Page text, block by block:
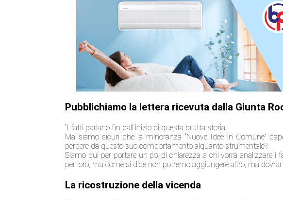
Pubblichiamo la lettera ricevuta dalla Giunta
“I fatti parlano fin dall’inizio di questa brutta storia.
Ma siamo sicuri che la minoranza “Nuove Idee in Comune”
perdere da questo suo comportamento alquanto strumentale?
Siamo qui per portare un po’ di chiarezza a chi vorrà analizzare
per loro, ma come si dice non potremo aggiungere altro, ma
La ricostruzione della vicenda